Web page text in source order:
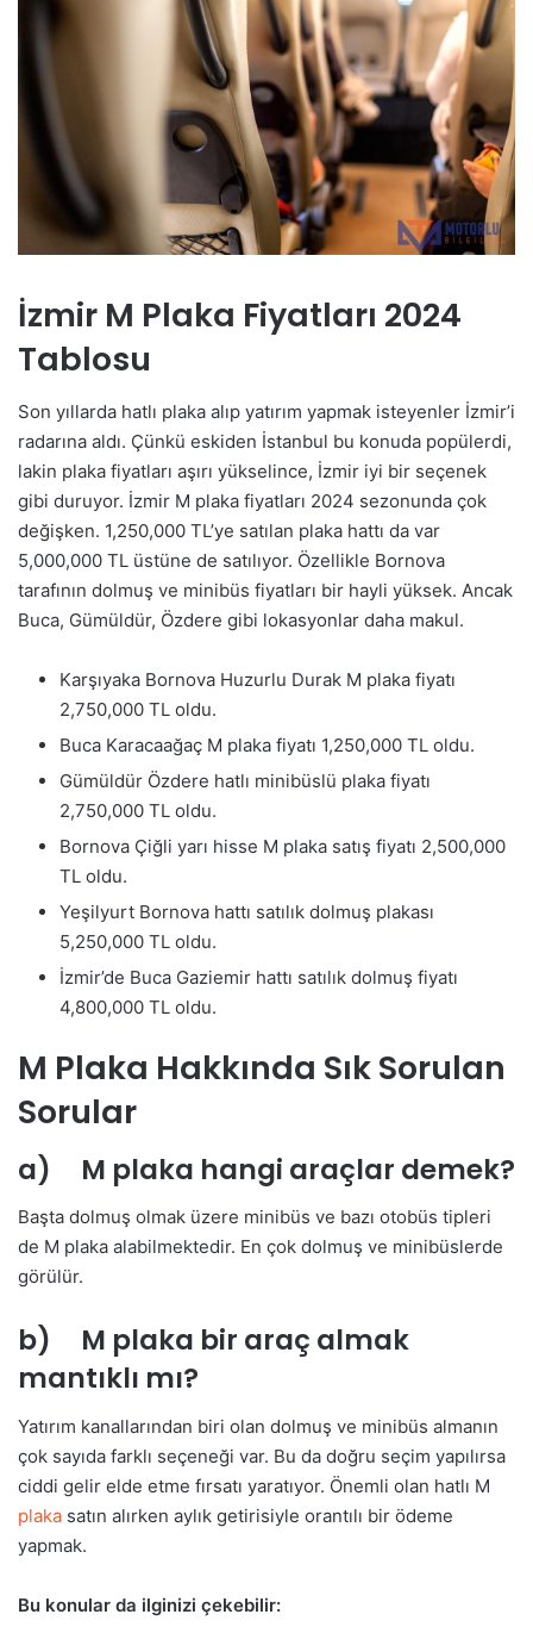
İzmir M Plaka Fiyatları 2024
Tablosu
Son yıllarda hatlı plaka alıp yatırım yapmak isteyenler İzmir’i
radarına aldı. Çünkü eskiden İstanbul bu konuda popülerdi,
lakin plaka fiyatları aşırı yükselince, İzmir iyi bir seçenek
gibi duruyor. İzmir M plaka fiyatları 2024 sezonunda çok
değişken. 1,250,000 TL’ye satılan plaka hattı da var
5,000,000 TL üstüne de satılıyor. Özellikle Bornova
tarafının dolmuş ve minibüs fiyatları bir hayli yüksek. Ancak
Buca, Gümüldür, Özdere gibi lokasyonlar daha makul.
Karşıyaka Bornova Huzurlu Durak M plaka fiyatı
2,750,000 TL oldu.
Buca Karacaağaç M plaka fiyatı 1,250,000 TL oldu.
Gümüldür Özdere hatlı minibüslü plaka fiyatı
2,750,000 TL oldu.
Bornova Çiğli yarı hisse M plaka satış fiyatı 2,500,000
TL oldu.
Yeşilyurt Bornova hattı satılık dolmuş plakası
5,250,000 TL oldu.
İzmir’de Buca Gaziemir hattı satılık dolmuş fiyatı
4,800,000 TL oldu.
M Plaka Hakkında Sık Sorulan
Sorular
a) M plaka hangi araçlar demek?
Başta dolmuş olmak üzere minibüs ve bazı otobüs tipleri
de M plaka alabilmektedir. En çok dolmuş ve minibüslerde
görülür.
b) M plaka bir araç almak
mantıklı mı?
Yatırım kanallarından biri olan dolmuş ve minibüs almanın
çok sayıda farklı seçeneği var. Bu da doğru seçim yapılırsa
ciddi gelir elde etme fırsatı yaratıyor. Önemli olan hatlı M
plaka satın alırken aylık getirisiyle orantılı bir ödeme
yapmak.
Bu konular da ilginizi çekebilir: